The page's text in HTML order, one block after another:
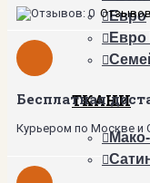
Евро
ТКАНИ
Бесплатная
Курьером по Москве и